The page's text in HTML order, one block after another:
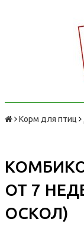
Корм для птиц
ОТ 7
ОСКОЛ)